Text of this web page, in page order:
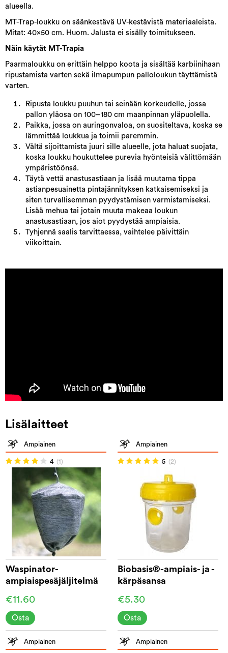
alueella.
MT-Trap-loukku on säänkestävä UV-kestävistä materiaaleista.
Mitat: 40x50 cm. Huom. Jalusta ei sisälly toimitukseen.
Näin käytät MT-Trapia
Paarmaloukku on erittäin helppo koota ja sisältää karbiinihaan
ripustamista varten sekä ilmapumpun palloloukun täyttämistä
varten.
Ripusta loukku puuhun tai seinään korkeudelle, jossa
pallon yläosa on 100–180 cm maanpinnan yläpuolella.
Paikka, jossa on auringonvaloa, on suositeltava, koska se
lämmittää loukkua ja toimii paremmin.
Vältä sijoittamista juuri sille alueelle, jota haluat suojata,
koska loukku houkuttelee purevia hyönteisiä välittömään
ympäristöönsä.
Täytä vettä anastusastiaan ja lisää muutama tippa
astianpesuainetta pintajännityksen katkaisemiseksi ja
siten turvallisemman pyydystämisen varmistamiseksi.
Lisää mehua tai jotain muuta makeaa loukun
anastusastiaan, jos aiot pyydystää ampiaisia.
Tyhjennä saalis tarvittaessa, vaihtelee päivittäin
viikoittain.
Lisälaitteet
Ampiainen
4 (1)
Waspinator-
ampiaispesäjäljitelmä
€11.60
Osta
Ampiainen
5 (2)
Biobasis®-ampiais- ja -
kärpäsansa
€5.30
Osta
Ampiainen Ampiainen